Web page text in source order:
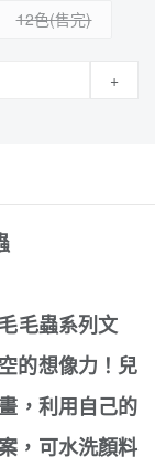
12色
+
毛蟲系列文
的想像力！兒
，利用自己的
，可水洗顏料